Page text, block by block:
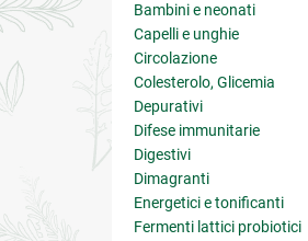
Bambini e neonati
Capelli e unghie
Circolazione
Colesterolo, Glicemia
Depurativi
Difese immunitarie
Digestivi
Dimagranti
Energetici e tonificanti
Fermenti lattici probiotici